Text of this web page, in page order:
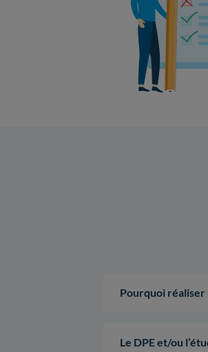
Pourquoi réaliser
Le DPE et/ou